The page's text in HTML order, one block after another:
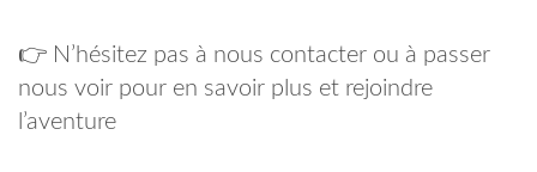
👉 N’hésitez pas à nous contacter ou à passer
nous voir pour en savoir plus et rejoindre
l’aventure